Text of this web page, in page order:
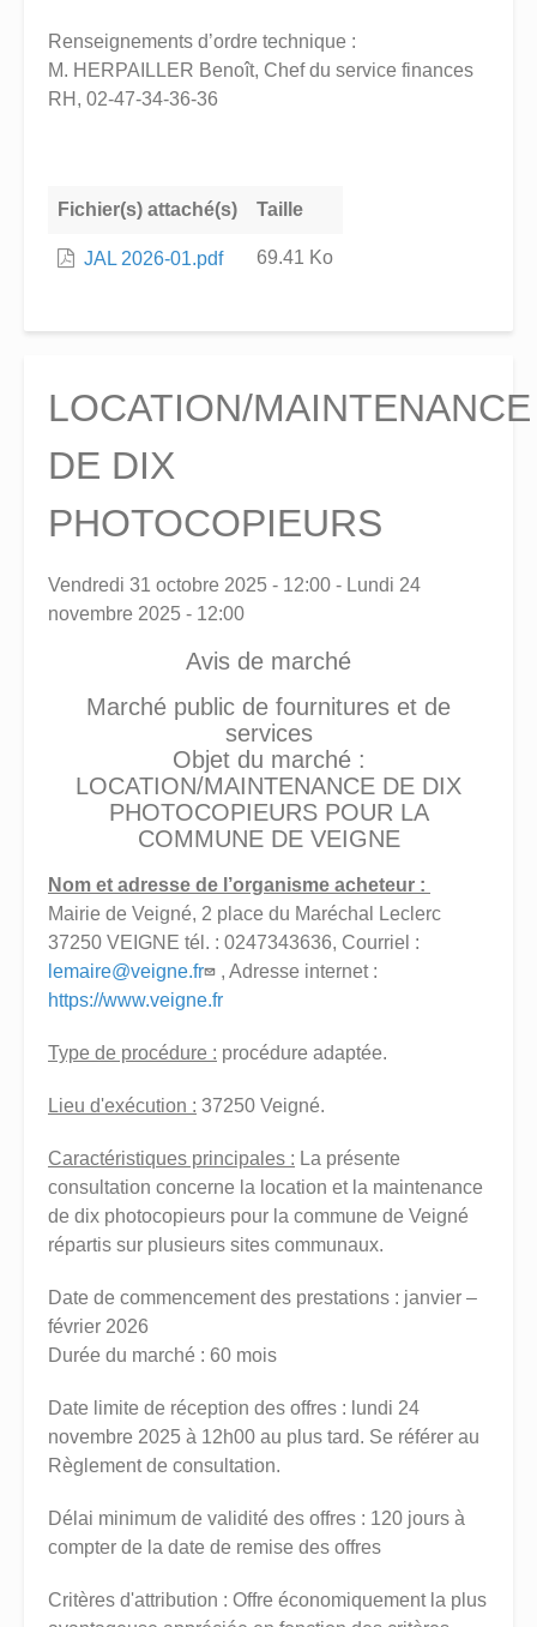
Renseignements d’ordre technique :
M. HERPAILLER Benoît, Chef du service finances
RH, 02-47-34-36-36
Fichier(s) attaché(s) Taille
JAL 2026-01.pdf 69.41 Ko
LOCATION/MAINTENANCE
DE DIX
PHOTOCOPIEURS
Vendredi 31 octobre 2025 - 12:00 - Lundi 24
novembre 2025 - 12:00
Avis de marché
Marché public de fournitures et de
services
Objet du marché :
LOCATION/MAINTENANCE DE DIX
PHOTOCOPIEURS POUR LA
COMMUNE DE VEIGNE
Nom et adresse de l’organisme acheteur :
Mairie de Veigné, 2 place du Maréchal Leclerc
37250 VEIGNE tél. : 0247343636, Courriel :
lemaire@veigne.fr
, Adresse internet :
https://www.veigne.fr
Type de procédure : procédure adaptée.
Lieu d'exécution : 37250 Veigné.
Caractéristiques principales : La présente
consultation concerne la location et la maintenance
de dix photocopieurs pour la commune de Veigné
répartis sur plusieurs sites communaux.
Date de commencement des prestations : janvier –
février 2026
Durée du marché : 60 mois
Date limite de réception des offres : lundi 24
novembre 2025 à 12h00 au plus tard. Se référer au
Règlement de consultation.
Délai minimum de validité des offres : 120 jours à
compter de la date de remise des offres
Critères d'attribution : Offre économiquement la plus